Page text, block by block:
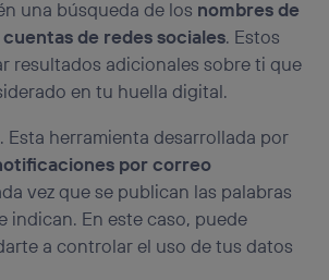
una búsqueda de los nombres de
de redes sociales. Estos
resultados adicionales sobre ti que
en tu huella digital.
Esta herramienta desarrollada por
por correo
vez que se publican las palabras
indican. En este caso, puede
a controlar el uso de tus datos